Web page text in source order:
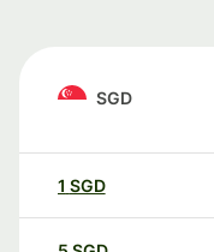
SGD
1 SGD